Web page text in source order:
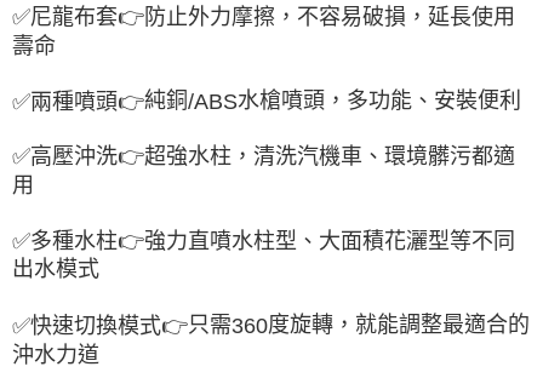
✅尼龍布套👉防止外力摩擦，不容易破損，延長使用
壽命
✅兩種噴頭👉純銅/ABS水槍噴頭，多功能、安裝便利
✅高壓沖洗👉超強水柱，清洗汽機車、環境髒污都適
用
✅多種水柱👉強力直噴水柱型、大面積花灑型等不同
出水模式
✅快速切換模式👉只需360度旋轉，就能調整最適合的
沖水力道